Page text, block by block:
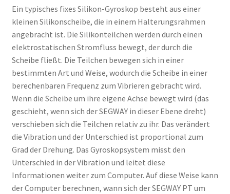
Ein typisches fixes Silikon-Gyroskop besteht aus einer
kleinen Silikonscheibe, die in einem Halterungsrahmen
angebracht ist. Die Silikonteilchen werden durch einen
elektrostatischen Stromfluss bewegt, der durch die
Scheibe fließt. Die Teilchen bewegen sich in einer
bestimmten Art und Weise, wodurch die Scheibe in einer
berechenbaren Frequenz zum Vibrieren gebracht wird.
Wenn die Scheibe um ihre eigene Achse bewegt wird (das
geschieht, wenn sich der SEGWAY in dieser Ebene dreht)
verschieben sich die Teilchen relativ zu ihr. Das verändert
die Vibration und der Unterschied ist proportional zum
Grad der Drehung. Das Gyroskopsystem misst den
Unterschied in der Vibration und leitet diese
Informationen weiter zum Computer. Auf diese Weise kann
der Computer berechnen, wann sich der SEGWAY PT um